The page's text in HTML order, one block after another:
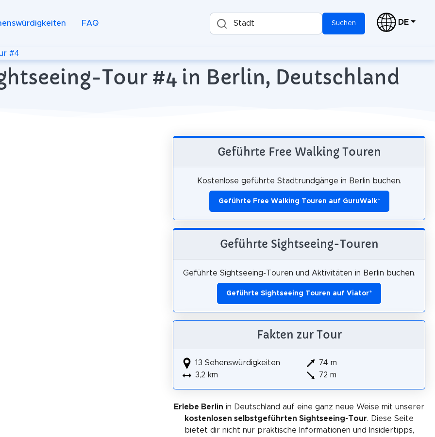
FAQ Stadt Suchen DE
#4
Tour #4 in Berlin, Deutschland
Geführte Free Walking Touren
Kostenlose geführte Stadtrundgänge in Berlin buchen.
Geführte Free Walking Touren auf GuruWalk*
Geführte Sightseeing-Touren
Geführte Sightseeing-Touren und Aktivitäten in Berlin buchen.
Geführte Sightseeing Touren auf Viator*
Fakten zur Tour
13 Sehenswürdigkeiten
3,2 km
74 m
72 m
Erlebe Berlin in Deutschland auf eine ganz neue Weise mit unserer
kostenlosen selbstgeführten Sightseeing-Tour. Diese Seite
bietet dir nicht nur praktische Informationen und Insidertipps,